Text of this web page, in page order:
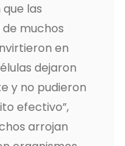
las
muchos
en
dejaron
y no pudieron
efectivo”,
arrojan